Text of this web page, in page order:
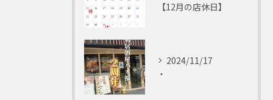
【12月の店休日】
2024/11/17
・